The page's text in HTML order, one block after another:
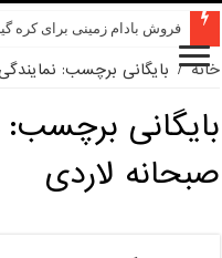
فروش بادام زمینی برای کره
خانه / بایگانی برچسب:
بایگانی برچسب:
صبحانه لاردی